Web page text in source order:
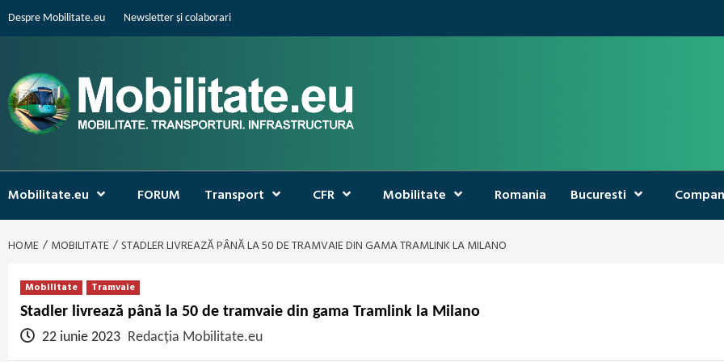
Despre Mobilitate.eu Newsletter și colaborari
Mobilitate.eu FORUM Transport CFR Mobilitate Romania Bucuresti
HOME MOBILITATE STADLER LIVREAZĂ PÂNĂ LA 50 DE TRAMVAIE DIN GAMA TRAMLINK LA MILANO
Mobilitate
Tramvaie
Stadler livrează până la 50 de tramvaie din gama Tramlink la Milano
22 iunie 2023 Redacția Mobilitate.eu